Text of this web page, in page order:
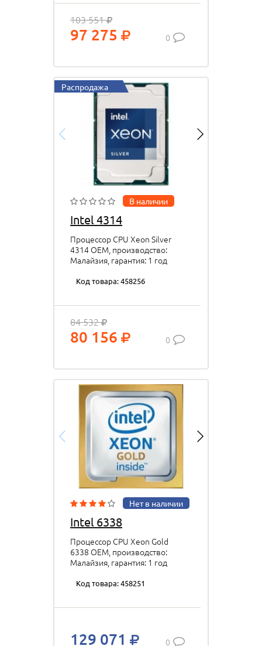
103 551
97 275 0
Распродажа
В наличии
Intel 4314
Процессор CPU Xeon Silver
4314 OEM, производство:
Малайзия, гарантия: 1 год
Код товара: 458256
84 532
80 156 0
Нет в наличии
Intel 6338
Процессор CPU Xeon Gold
6338 OEM, производство:
Малайзия, гарантия: 1 год
Код товара: 458251
129 071 0